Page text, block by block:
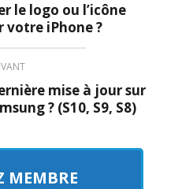
le logo ou l’icône
votre iPhone ?
mise à jour sur
? (S10, S9, S8)
MEMBRE